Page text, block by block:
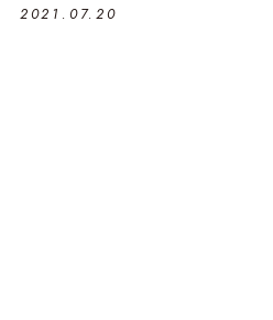
2021.07.20